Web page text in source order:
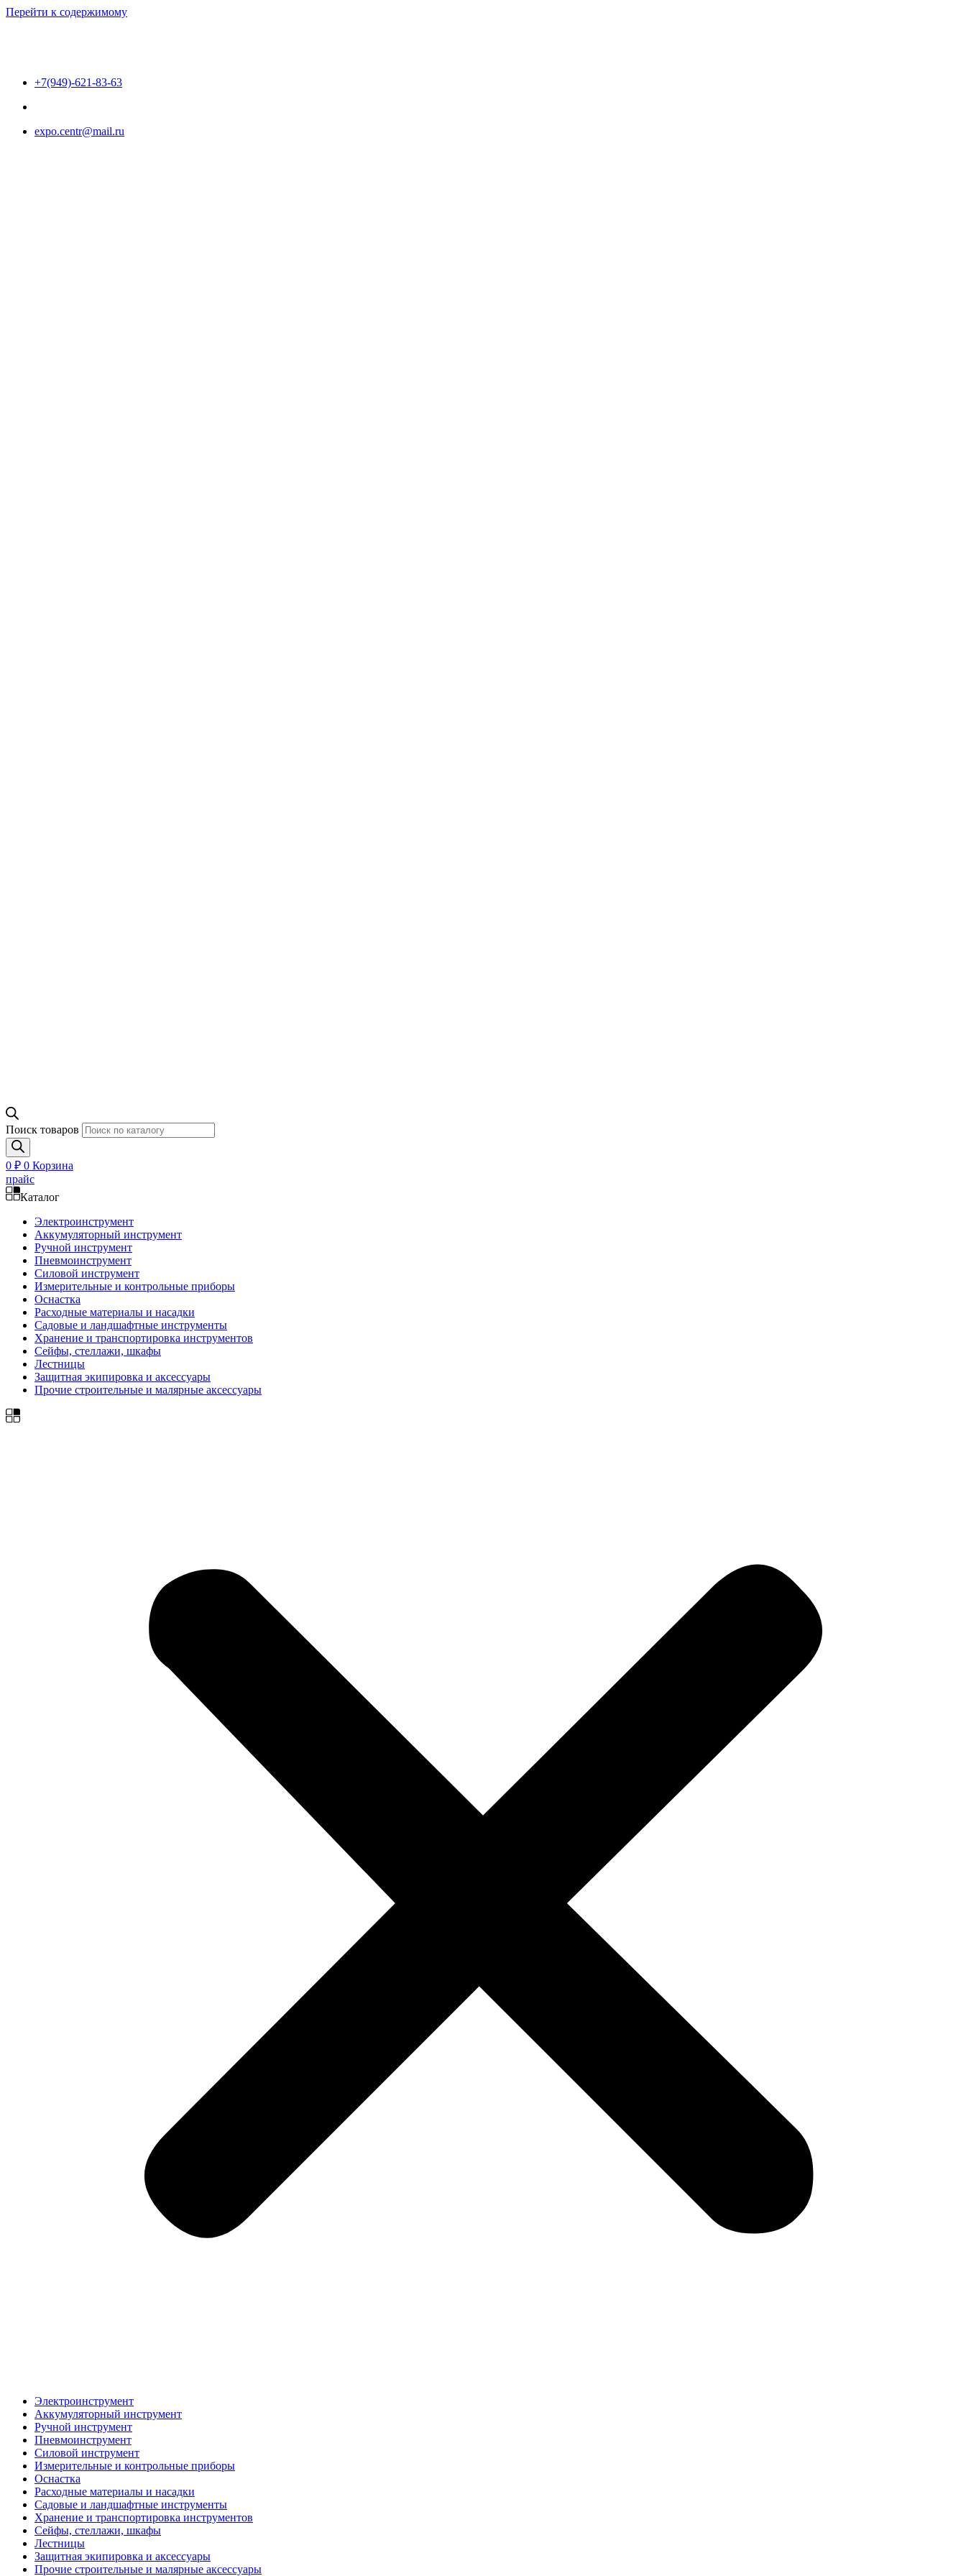
Перейти к содержимому
+7(949)-621-83-63
expo.centr@mail.ru
Поиск товаров
0 ₽ 0 Корзина
прайс
Каталог
Электроинструмент
Аккумуляторный инструмент
Ручной инструмент
Пневмоинструмент
Силовой инструмент
Измерительные и контрольные приборы
Оснастка
Расходные материалы и насадки
Садовые и ландшафтные инструменты
Хранение и транспортировка инструментов
Сейфы, стеллажи, шкафы
Лестницы
Защитная экипировка и аксессуары
Прочие строительные и малярные аксессуары
Электроинструмент
Аккумуляторный инструмент
Ручной инструмент
Пневмоинструмент
Силовой инструмент
Измерительные и контрольные приборы
Оснастка
Расходные материалы и насадки
Садовые и ландшафтные инструменты
Хранение и транспортировка инструментов
Сейфы, стеллажи, шкафы
Лестницы
Защитная экипировка и аксессуары
Прочие строительные и малярные аксессуары